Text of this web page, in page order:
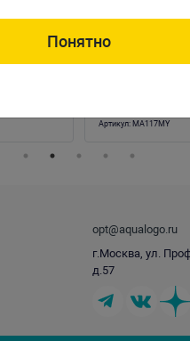
Артикул: MA117MY
opt@aqualogo.ru
г.Москва, ул.
д.57
Понятно